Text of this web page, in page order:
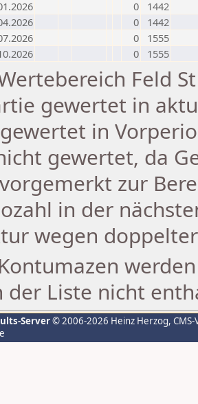
0
1442
0
1442
0
1555
0 1555
Feld
gewertet in
in
gewertet, da
zur
in der
wegen
Kontumazen
der Liste nicht
Server© 2006-2026 Heinz Herzog,